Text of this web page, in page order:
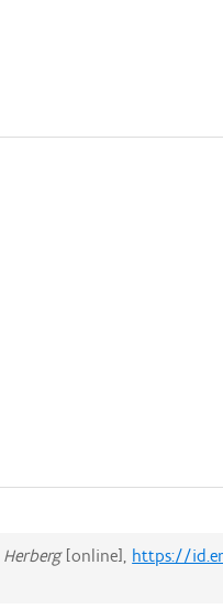
Herberg[online], https://